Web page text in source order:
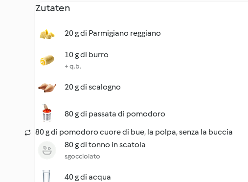
Zutaten
20 g di Parmigiano reggiano
10 g di burro
+ q.b.
20 g di scalogno
80 g di passata di pomodoro
80 g di pomodoro cuore di bue, la polpa, senza la buccia
80 g di tonno in scatola
sgocciolato
40 g di acqua